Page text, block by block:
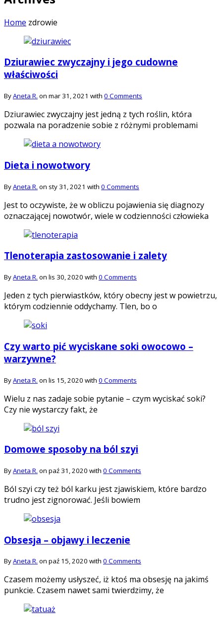
Home zdrowie
Dziurawiec zwyczajny i jego cudowne
właściwości
ByAneta R. on mar 31, 2021 with 0 Comments
Dziurawiec zwyczajny jest jedną z tych roślin, która
pozwala na poradzenie sobie z różnymi problemami
Dieta i nowotwory
ByAneta R. on sty 31, 2021 with 0 Comments
Jest to oczywiste, że w obliczu pojawienia się diagnozy
oznaczającej nowotwór, wiele w codzienności człowieka
Tlenoterapia zastosowanie i zalety
ByAneta R. on lis 30, 2020 with 0 Comments
Jeden z tych pierwiastków, który obecny jest w powietrzu,
którym codziennie oddychamy. Tlen, bo o
Czy warto pić wyciskane soki owocowo –
warzywne?
ByAneta R. on lis 15, 2020 with 0 Comments
Wielu z nas zadaje sobie pytanie – czym wyciskać soki?
Czy nie wystarczy fakt, że
Domowe sposoby na ból szyi
ByAneta R. on paź 31, 2020 with 0 Comments
Ból szyi czy też ból karku jest zjawiskiem, które bardzo
trudno jest zignorować. Jeśli bowiem
Obsesja – objawy i leczenie
ByAneta R. on paź 15, 2020 with 0 Comments
Czasem możemy usłyszeć, iż ktoś ma obsesję na jakimś
punkcie. Czasem nawet sami twierdzimy, że